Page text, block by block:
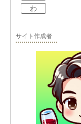
わ
サイト作成者